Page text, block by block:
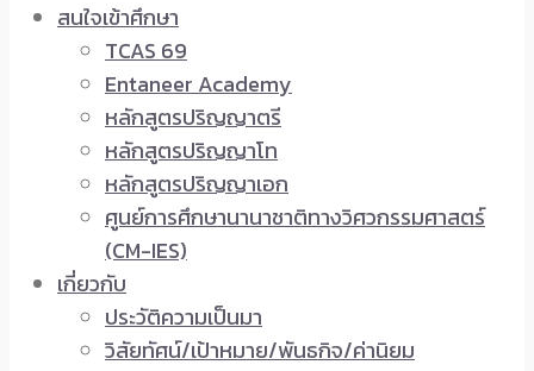
สนใจเข้าศึกษา
TCAS 69
Entaneer Academy
หลักสูตรปริญญาตรี
หลักสูตรปริญญาโท
หลักสูตรปริญญาเอก
ศูนย์การศึกษานานาชาติทางวิศวกรรมศาสตร์
(CM-IES)
เกี่ยวกับ
ประวัติความเป็นมา
วิสัยทัศน์/เป้าหมาย/พันธกิจ/ค่านิยม